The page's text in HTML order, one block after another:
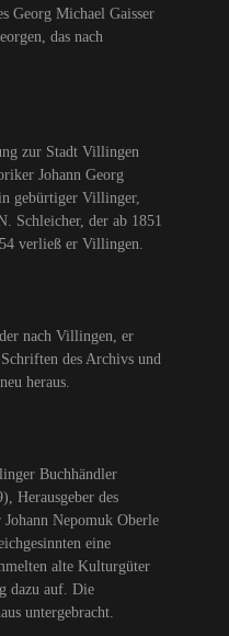
Georg Michael Gaisser
das nach
zur Stadt Villingen
Johann Georg
gebürtiger Villinger,
Schleicher, der ab 1851
verließ er Villingen.
nach Villingen, er
des Archivs und
heraus.
Buchhändler
Herausgeber des
Nepomuk Oberle
eine
alte Kulturgüter
dazu auf. Die
untergebracht.